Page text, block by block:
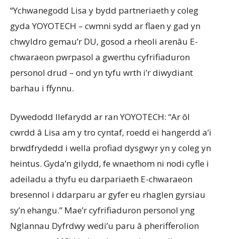
“Ychwanegodd Lisa y bydd partneriaeth y coleg
gyda YOYOTECH – cwmni sydd ar flaen y gad yn
chwyldro gemau’r DU, gosod a rheoli arenâu E-
chwaraeon pwrpasol a gwerthu cyfrifiaduron
personol drud – ond yn tyfu wrth i’r diwydiant
barhau i ffynnu.
Dywedodd llefarydd ar ran YOYOTECH: “Ar ôl
cwrdd â Lisa am y tro cyntaf, roedd ei hangerdd a’i
brwdfrydedd i wella profiad dysgwyr yn y coleg yn
heintus. Gyda’n gilydd, fe wnaethom ni nodi cyfle i
adeiladu a thyfu eu darpariaeth E-chwaraeon
bresennol i ddarparu ar gyfer eu rhaglen gyrsiau
sy’n ehangu.” Mae’r cyfrifiaduron personol yng
Nglannau Dyfrdwy wedi’u paru â pherifferolion